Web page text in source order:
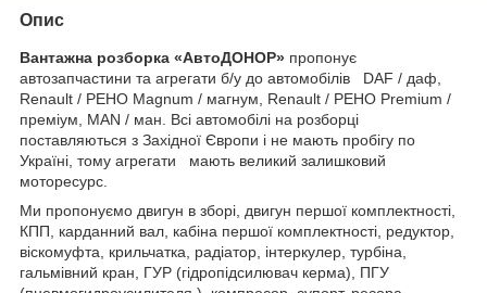
Опис
Вантажна розборка «АвтоДОНОР» пропонує
автозапчастини та агрегати б/у до автомобілів DAF / даф,
Renault / РЕНО Magnum / магнум, Renault / РЕНО Premium /
преміум, MAN / ман. Всі автомобілі на розборці
поставляються з Західної Європи і не мають пробігу по
Україні, тому агрегати мають великий залишковий
моторесурс.
Ми пропонуємо двигун в зборі, двигун першої комплектності,
КПП, карданний вал, кабіна першої комплектності, редуктор,
віскомуфта, крильчатка, радіатор, інтеркулер, турбіна,
гальмівний кран, ГУР (гідропідсилювач керма), ПГУ